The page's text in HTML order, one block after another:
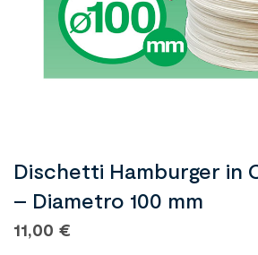
Dischetti Hamburger in
– Diametro 100 mm
11,00 €